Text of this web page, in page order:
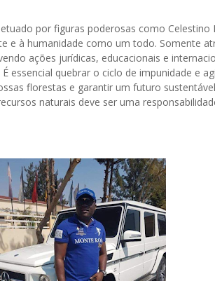
por figuras poderosas como Celestino
e à humanidade como um todo. Somente
ações jurídicas, educacionais e
essencial quebrar o ciclo de impunidade e
florestas e garantir um futuro
naturais deve ser uma